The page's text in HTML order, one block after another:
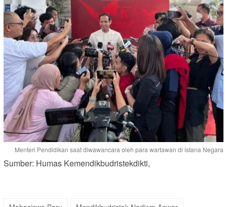
Menteri Pendidikan saat diwawancara oleh para wartawan di istana Negara
Sumber: Humas Kemendikbudristekdikti,